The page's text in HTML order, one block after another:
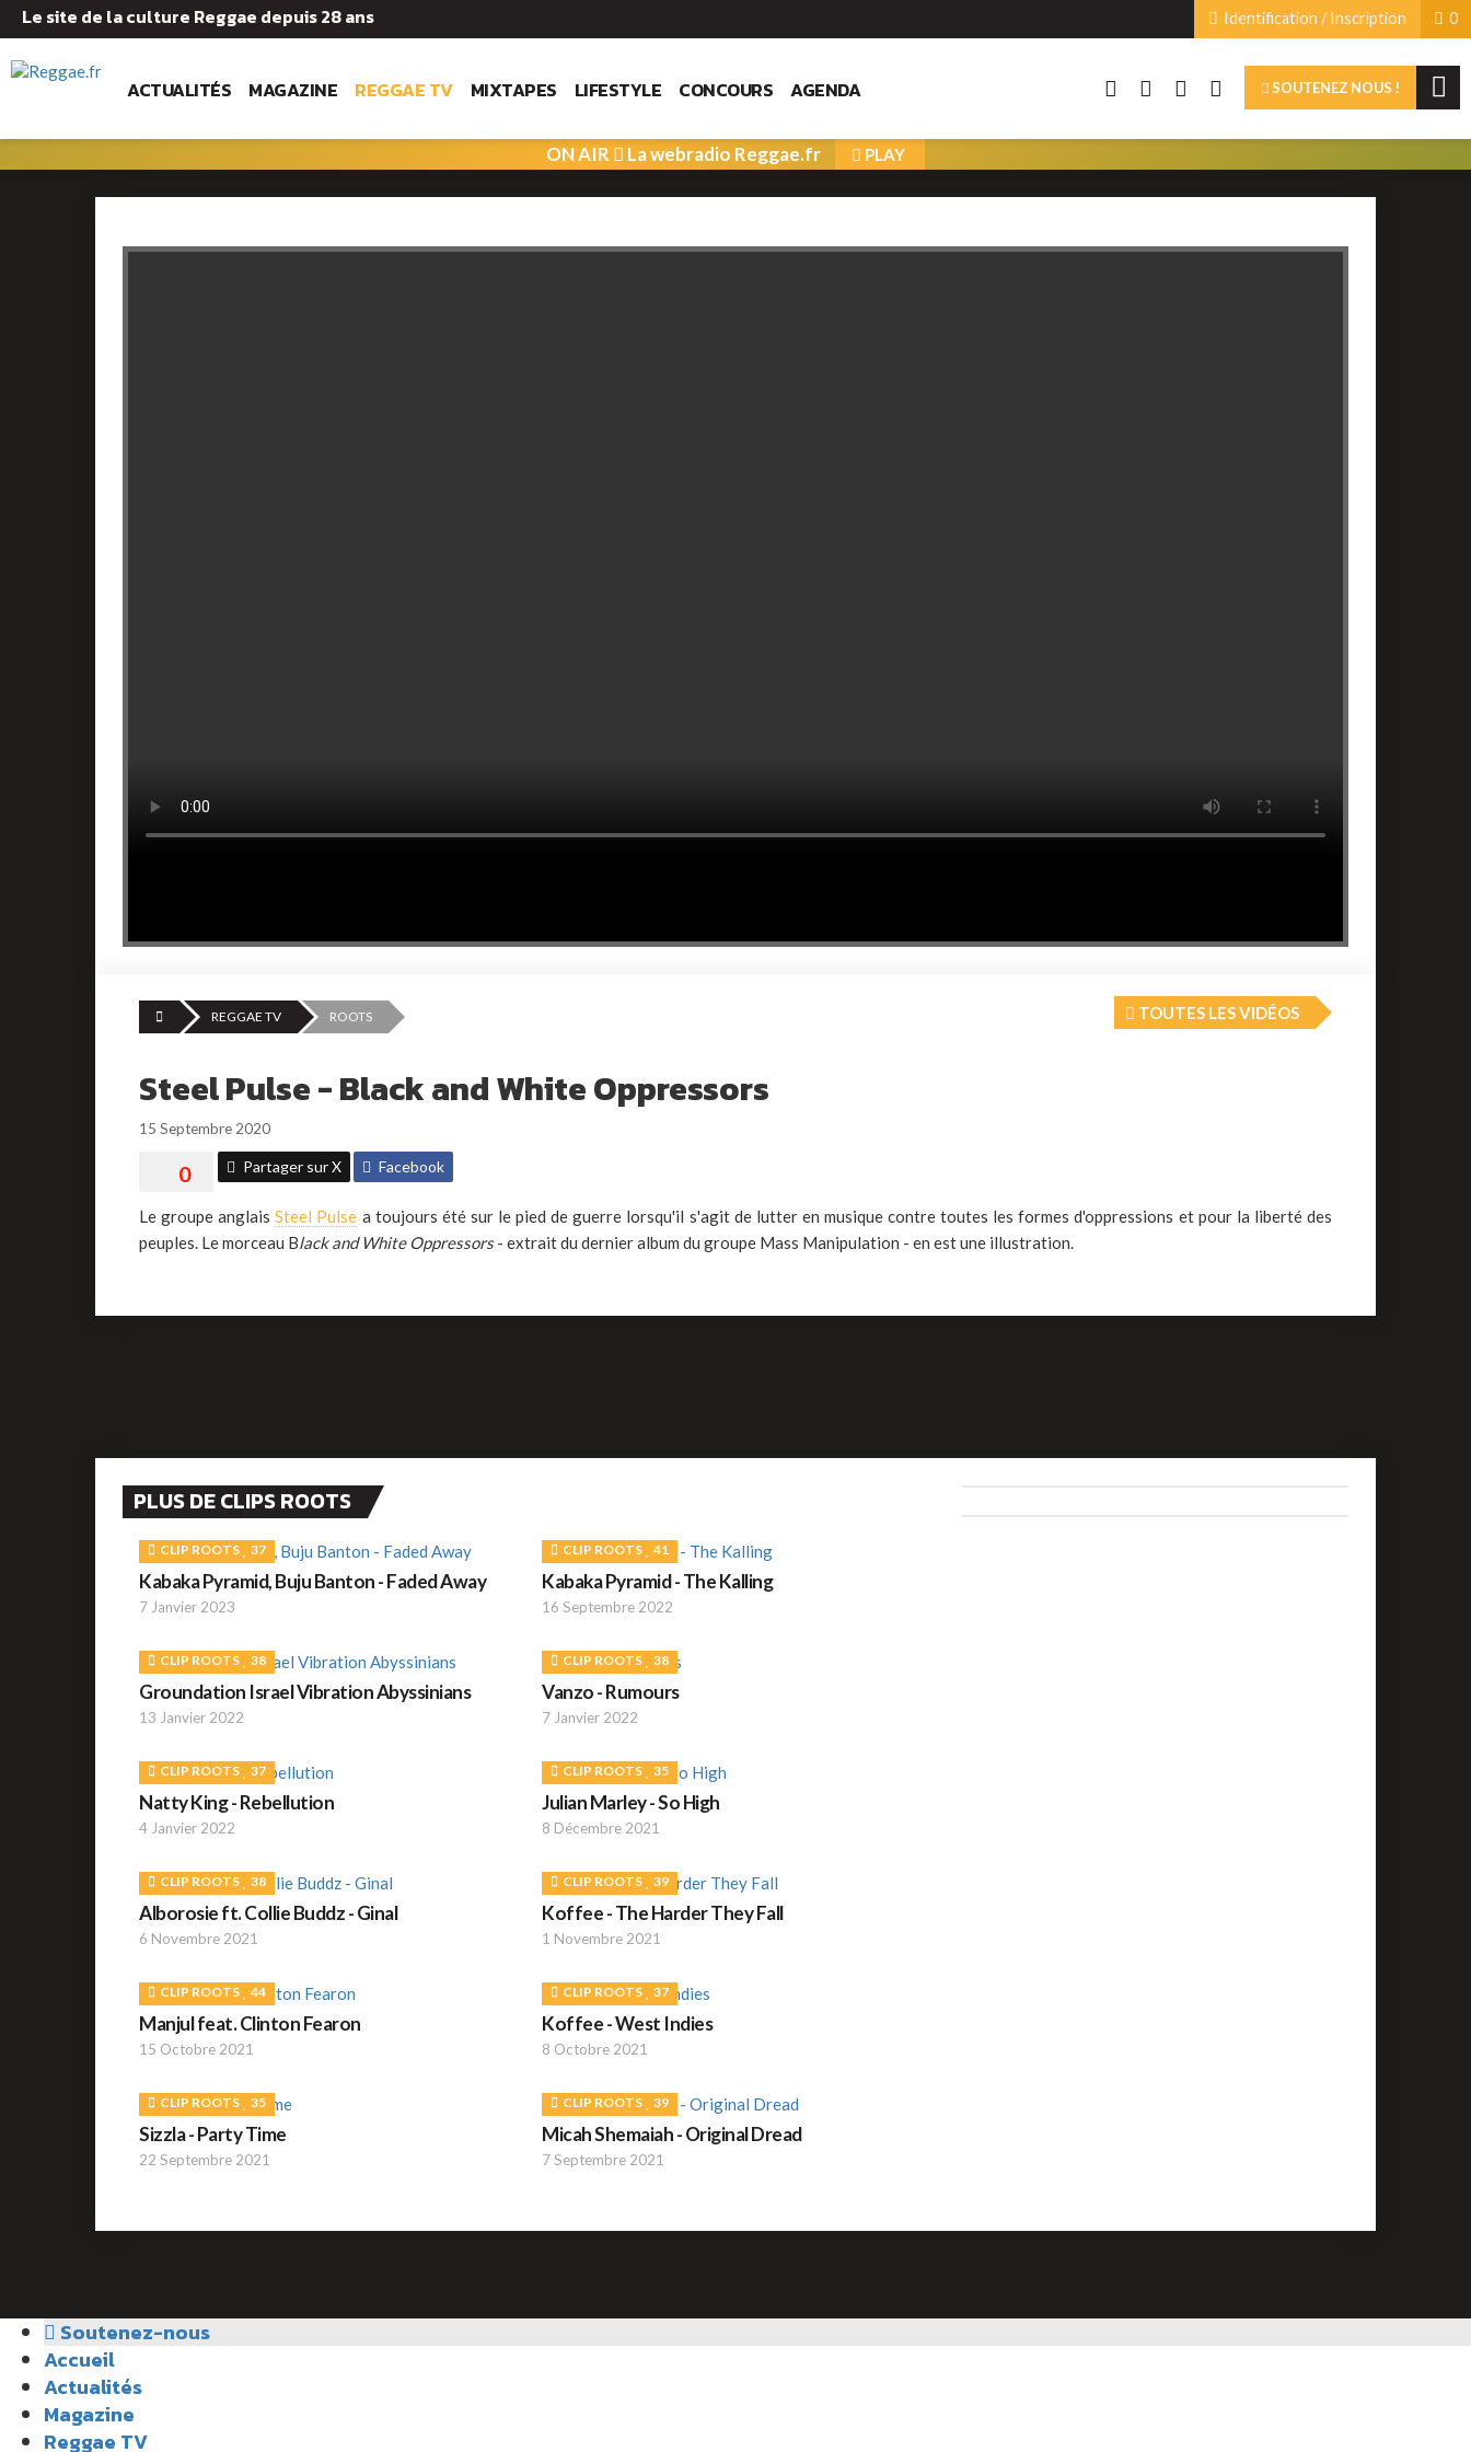
Le site de la culture Reggae depuis 28 ans 0
Identification / Inscription
ACTUALITÉS MAGAZINE REGGAE TV MIXTAPES LIFESTYLE CONCOURS AGENDA SOUTENEZ NOUS !
ON AIR La webradio Reggae.fr PLAY
REGGAE TV ROOTS TOUTES LES VIDÉOS
Steel Pulse - Black and White Oppressors
15 Septembre 2020
Partager sur X Facebook
Le groupe anglaisSteel Pulse a toujours été sur le pied de guerre lorsqu'il s'agit de lutter en musique contre toutes les formes d'oppressions et pour la liberté des
peuples. Le morceau Black and White Oppressors- extrait du dernier album du groupe Mass Manipulation - en est une illustration.
PLUS DE CLIPS ROOTS
CLIP ROOTS 37
Kabaka Pyramid, Buju Banton - Faded Away
7 Janvier 2023
CLIP ROOTS 41
Kabaka Pyramid - The Kalling
16 Septembre 2022
CLIP ROOTS 38
Groundation Israel Vibration Abyssinians
13 Janvier 2022
CLIP ROOTS 38
Vanzo - Rumours
7 Janvier 2022
CLIP ROOTS 37
Natty King - Rebellution
4 Janvier 2022
CLIP ROOTS 35
Julian Marley - So High
8 Décembre 2021
CLIP ROOTS 38
Alborosie ft. Collie Buddz - Ginal
6 Novembre 2021
CLIP ROOTS 39
Koffee - The Harder They Fall
1 Novembre 2021
CLIP ROOTS 44
Manjul feat. Clinton Fearon
15 Octobre 2021
CLIP ROOTS 37
Koffee - West Indies
8 Octobre 2021
CLIP ROOTS 35
Sizzla - Party Time
22 Septembre 2021
CLIP ROOTS 39
Micah Shemaiah - Original Dread
7 Septembre 2021
Soutenez-nous
Accueil
Actualités
Magazine
Reggae TV